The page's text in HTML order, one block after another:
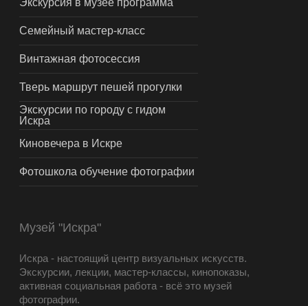
Экскурсия в музее программа
Семейный мастер-класс
Винтажная фотосессия
Тверь маршрут пешей прогулки
Экскурсии по городу с гидом
Искра
Киновечера в Искре
Фотошкола обучение фотографии
Музей "Искра"
Искра - настоящий центр визуальных искусств.
Экскурсии, лекции, мастер-классы, кинопоказы,
активная социальная работа - всё это музей
фотографии.